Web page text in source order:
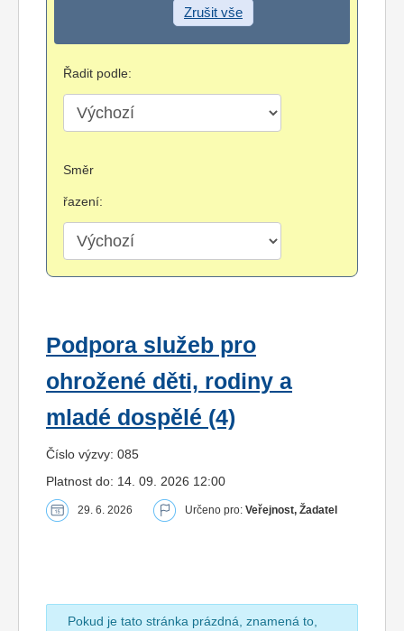
Zrušit vše
Řadit podle:
Směr
řazení:
Podpora služeb pro
ohrožené děti, rodiny a
mladé dospělé (4)
Číslo výzvy: 085
Platnost do: 14. 09. 2026 12:00
29. 6. 2026 Určeno pro: Veřejnost, Žadatel
Pokud je tato stránka prázdná, znamená to,